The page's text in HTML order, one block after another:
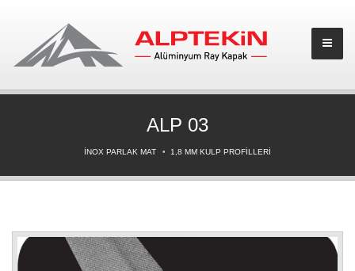
ALP 03
İNOX PARLAK MAT 1,8 MM KULP PROFİLLERİ